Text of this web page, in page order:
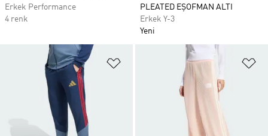
Erkek Performance
4 renk
PLEATED EŞOFMAN ALTI
Erkek Y-3
Yeni
Favori Listesine Ekle